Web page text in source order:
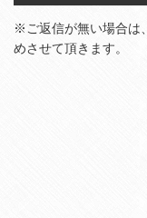
※ご返信が無い場合は
めさせて頂きます。